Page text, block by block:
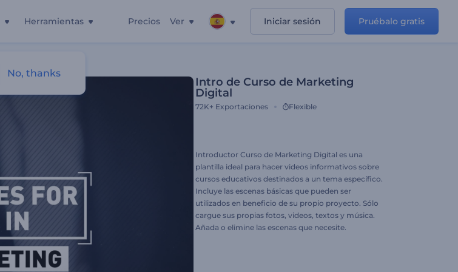
Herramientas Precios Ver Iniciar sesión Pruébalo gratis
Intro de Curso de Marketing
Digital
72K+ Exportaciones Flexible
Introductor Curso de Marketing Digital es una
plantilla ideal para hacer videos informativos sobre
cursos educativos destinados a un tema específico.
Incluye las escenas básicas que pueden ser
utilizados en beneficio de su propio proyecto. Sólo
cargue sus propias fotos, videos, textos y música.
Añada o elimine las escenas que necesite.
No, thanks